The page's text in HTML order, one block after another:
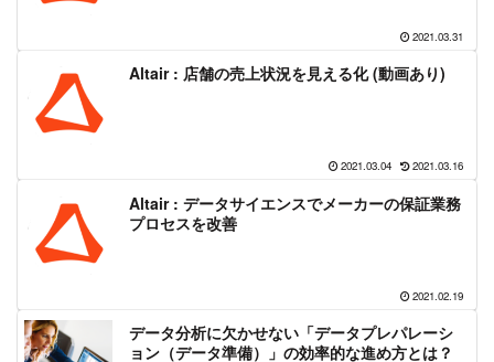
2021.03.31
Altair : 店舗の売上状況を見える化 (動画あり)
2021.03.04 2021.03.16
Altair : データサイエンスでメーカーの保証業務
プロセスを改善
2021.02.19
データ分析に欠かせない「データプレパレーシ
ョン（データ準備）」の効率的な進め方とは？